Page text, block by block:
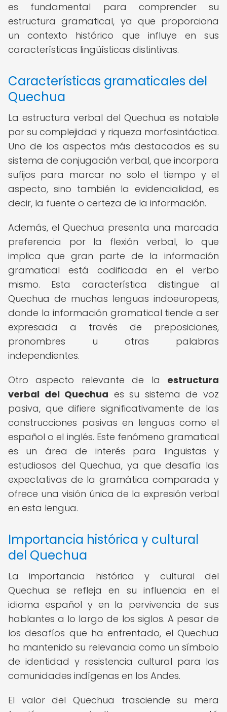
es fundamental para comprender su
estructura gramatical, ya que proporciona
un contexto histórico que influye en sus
características lingüísticas distintivas.
Características gramaticales del
Quechua
La estructura verbal del Quechua es notable
por su complejidad y riqueza morfosintáctica.
Uno de los aspectos más destacados es su
sistema de conjugación verbal, que incorpora
sufijos para marcar no solo el tiempo y el
aspecto, sino también la evidencialidad, es
decir, la fuente o certeza de la información.
Además, el Quechua presenta una marcada
preferencia por la flexión verbal, lo que
implica que gran parte de la información
gramatical está codificada en el verbo
mismo. Esta característica distingue al
Quechua de muchas lenguas indoeuropeas,
donde la información gramatical tiende a ser
expresada a través de preposiciones,
pronombres u otras palabras
independientes.
Otro aspecto relevante de la estructura
verbal del Quechua es su sistema de voz
pasiva, que difiere significativamente de las
construcciones pasivas en lenguas como el
español o el inglés. Este fenómeno gramatical
es un área de interés para lingüistas y
estudiosos del Quechua, ya que desafía las
expectativas de la gramática comparada y
ofrece una visión única de la expresión verbal
en esta lengua.
Importancia histórica y cultural
del Quechua
La importancia histórica y cultural del
Quechua se refleja en su influencia en el
idioma español y en la pervivencia de sus
hablantes a lo largo de los siglos. A pesar de
los desafíos que ha enfrentado, el Quechua
ha mantenido su relevancia como un símbolo
de identidad y resistencia cultural para las
comunidades indígenas en los Andes.
El valor del Quechua trasciende su mera